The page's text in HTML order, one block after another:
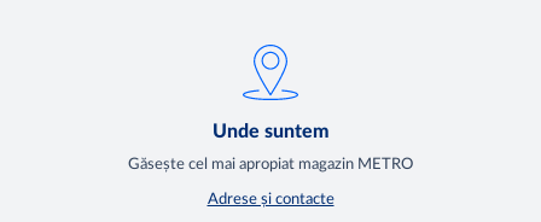
Unde suntem
Găsește cel mai apropiat magazin METRO
Adrese și contacte